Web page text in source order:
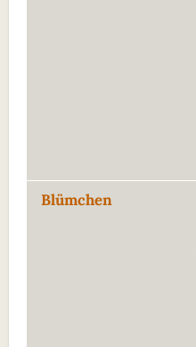
Blümchen